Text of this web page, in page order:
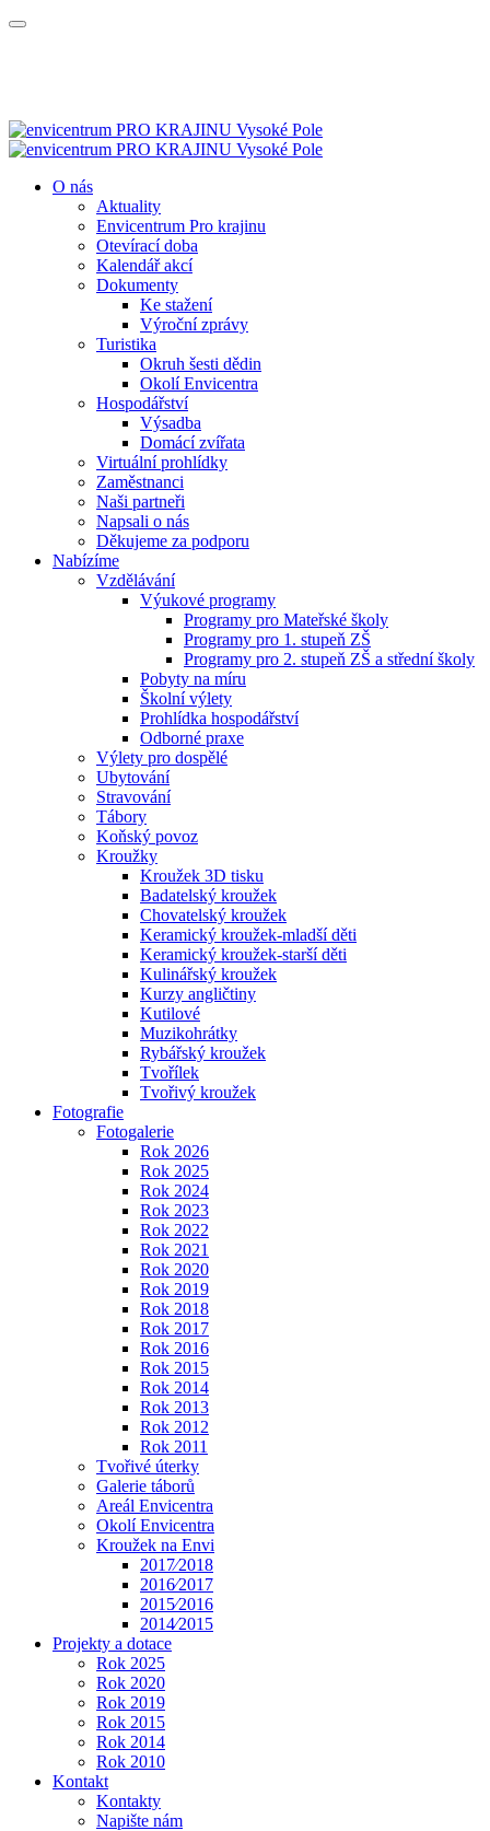
O nás
Aktuality
Envicentrum Pro krajinu
Otevírací doba
Kalendář akcí
Dokumenty
Ke stažení
Výroční zprávy
Turistika
Okruh šesti dědin
Okolí Envicentra
Hospodářství
Výsadba
Domácí zvířata
Virtuální prohlídky
Zaměstnanci
Naši partneři
Napsali o nás
Děkujeme za podporu
Nabízíme
Vzdělávání
Výukové programy
Programy pro Mateřské školy
Programy pro 1. stupeň ZŠ
Programy pro 2. stupeň ZŠ a střední školy
Pobyty na míru
Školní výlety
Prohlídka hospodářství
Odborné praxe
Výlety pro dospělé
Ubytování
Stravování
Tábory
Koňský povoz
Kroužky
Kroužek 3D tisku
Badatelský kroužek
Chovatelský kroužek
Keramický kroužek-mladší děti
Keramický kroužek-starší děti
Kulinářský kroužek
Kurzy angličtiny
Kutilové
Muzikohrátky
Rybářský kroužek
Tvořílek
Tvořivý kroužek
Fotografie
Fotogalerie
Rok 2026
Rok 2025
Rok 2024
Rok 2023
Rok 2022
Rok 2021
Rok 2020
Rok 2019
Rok 2018
Rok 2017
Rok 2016
Rok 2015
Rok 2014
Rok 2013
Rok 2012
Rok 2011
Tvořivé úterky
Galerie táborů
Areál Envicentra
Okolí Envicentra
Kroužek na Envi
2017⁄2018
2016⁄2017
2015⁄2016
2014⁄2015
Projekty a dotace
Rok 2025
Rok 2020
Rok 2019
Rok 2015
Rok 2014
Rok 2010
Kontakt
Kontakty
Napište nám